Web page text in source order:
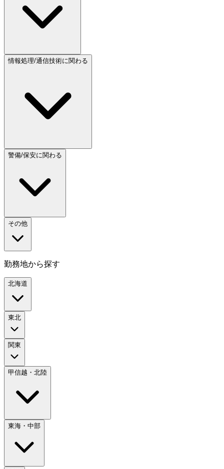
情報処理/通信技術に関わる
警備/保安に関わる
その他
勤務地から探す
北海道
東北
関東
甲信越・北陸
東海・中部